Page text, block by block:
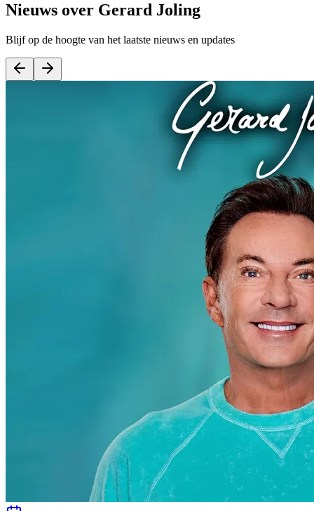
Nieuws over Gerard Joling
Blijf op de hoogte van het laatste nieuws en updates